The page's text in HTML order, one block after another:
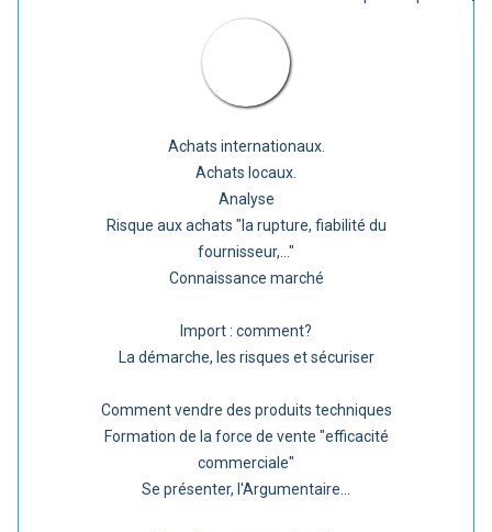
Achats internationaux.
Achats locaux.
Analyse
Risque aux achats "la rupture, fiabilité du
fournisseur,..."
Connaissance marché
Import : comment?
La démarche, les risques et sécuriser
Comment vendre des produits techniques
Formation de la force de vente "efficacité
commerciale"
Se présenter, l'Argumentaire...